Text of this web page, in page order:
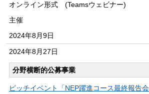
オンライン形式 (Teamsウェビナー)
主催
2024年8月9日
2024年8月27日
分野横断的公募事業
ピッチイベント「NEP躍進コース最終報告会